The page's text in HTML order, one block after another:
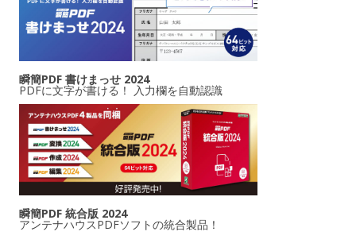
瞬簡PDF 書けまっせ 2024
PDFに文字が書ける！ 入力欄を自動認識
瞬簡PDF 統合版 2024
アンテナハウスPDFソフトの統合製品！